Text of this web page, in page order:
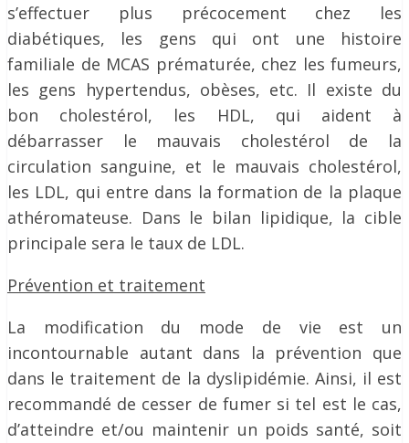
s’effectuer plus précocement chez les
diabétiques, les gens qui ont une histoire
familiale de MCAS prématurée, chez les fumeurs,
les gens hypertendus, obèses, etc. Il existe du
bon cholestérol, les HDL, qui aident à
débarrasser le mauvais cholestérol de la
circulation sanguine, et le mauvais cholestérol,
les LDL, qui entre dans la formation de la plaque
athéromateuse. Dans le bilan lipidique, la cible
principale sera le taux de LDL.
Prévention et traitement
La modification du mode de vie est un
incontournable autant dans la prévention que
dans le traitement de la dyslipidémie. Ainsi, il est
recommandé de cesser de fumer si tel est le cas,
d’atteindre et/ou maintenir un poids santé, soit